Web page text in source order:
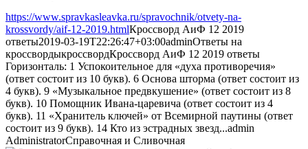
https://www.spravkasleavka.ru/spravochnik/otvety-na-
krossvordy/aif-12-2019.htmlКроссворд АиФ 12 2019
ответы2019-03-19T22:26:47+03:00adminОтветы на
кроссвордыкроссвордКроссворд АиФ 12 2019 ответы
Горизонталь: 1 Успокоительное для «духа противоречия»
(ответ состоит из 10 букв). 6 Основа шторма (ответ состоит из
4 букв). 9 «Музыкальное предвкушение» (ответ состоит из 8
букв). 10 Помощник Ивана-царевича (ответ состоит из 4
букв). 11 «Хранитель ключей» от Всемирной паутины (ответ
состоит из 9 букв). 14 Кто из эстрадных звезд...admin
AdministratorСправочная и Сливочная